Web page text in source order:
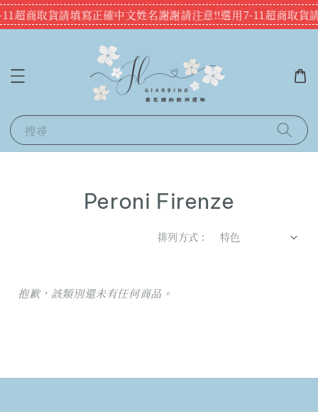
超商取貨請填寫正確中文姓名謝謝請注意‼️選用7-11超商取貨
搜尋
Peroni Firenze
排列方式 :
抱歉，該類別還未有任何商品。